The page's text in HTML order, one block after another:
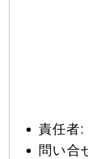
責任者:
問い合